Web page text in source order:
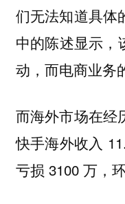
们无法知道具体
中的陈述显示，
动，而电商业务
而海外市场在经
快手海外收入
亏损 3100 万，